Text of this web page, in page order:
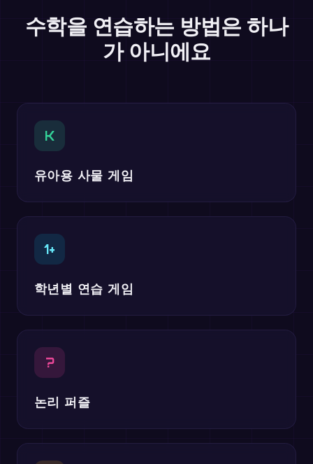
수학을 연습하는 방법은 하나
가 아니에요
K
유아용 사물 게임
1+
학년별 연습 게임
?
논리 퍼즐